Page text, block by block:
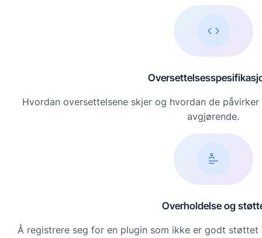
Hvordan oversettelsene skjer og hvordan de
avgjørende.
Overholdelse og
Å registrere seg for en plugin som ikke er godt